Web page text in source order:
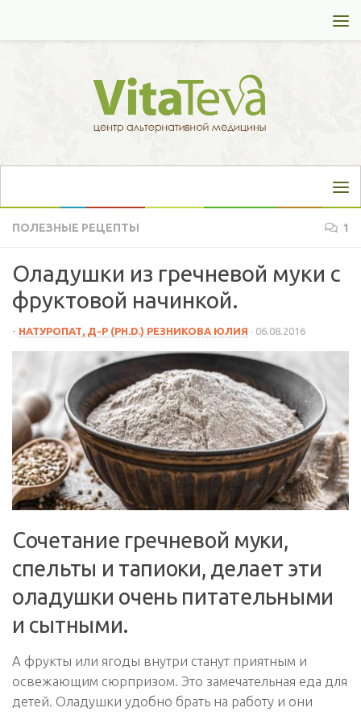
ПОЛЕЗНЫЕ РЕЦЕПТЫ 1
Оладушки из гречневой муки с
фруктовой начинкой.
- НАТУРОПАТ, Д-Р (PH.D.) РЕЗНИКОВА ЮЛИЯ · 06.08.2016
Сочетание гречневой муки,
спельты и тапиоки, делает эти
оладушки очень питательными
и сытными.
А фрукты или ягоды внутри станут приятным и
освежающим сюрпризом. Это замечательная еда для
детей. Оладушки удобно брать на работу и они